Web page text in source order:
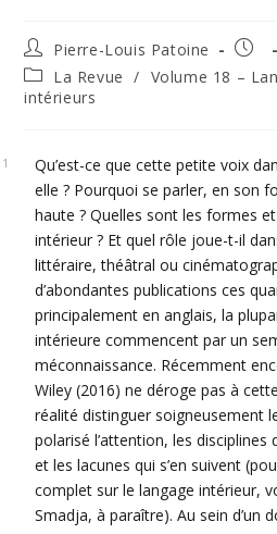
Auteur/autrice
de
la
publication :
Pierre-Louis Patoine
Post
category:
La Revue / Volume 18 –
intérieurs
Qu’est-ce que cette petite voix
elle ? Pourquoi se parler, en son
haute ? Quelles sont les formes
intérieur ? Et quel rôle joue-t-il
littéraire, théâtral ou
d’abondantes publications ces
principalement en anglais, la
intérieure commencent par un
méconnaissance. Récemment
Wiley (2016) ne déroge pas à
réalité distinguer soigneusement
polarisé l’attention, les
et les lacunes qui s’en suivent
complet sur le langage intérieur,
Smadja, à paraître). Au sein d’un